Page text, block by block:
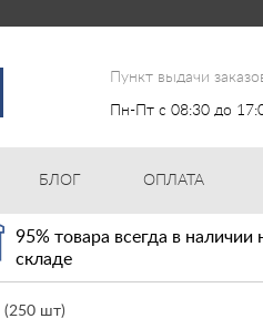
Пункт выдачи
Пн-Пт с 08:30 до
БЛОГ ОПЛАТА
95% товара всегда в наличии
складе
(250 шт)